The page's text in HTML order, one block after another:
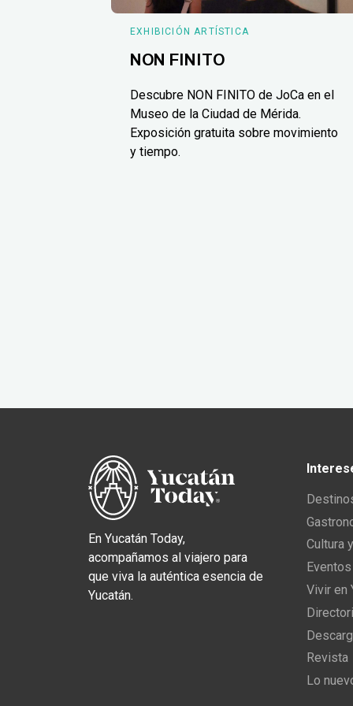
EXHIBICIÓN ARTÍSTICA
NON FINITO
Descubre NON FINITO de JoCa en el
Museo de la Ciudad de Mérida.
Exposición gratuita sobre movimiento
y tiempo.
En Yucatán Today,
acompañamos al viajero para
que viva la auténtica esencia de
Yucatán.
Cultura
Vivir en
Revista
Lo